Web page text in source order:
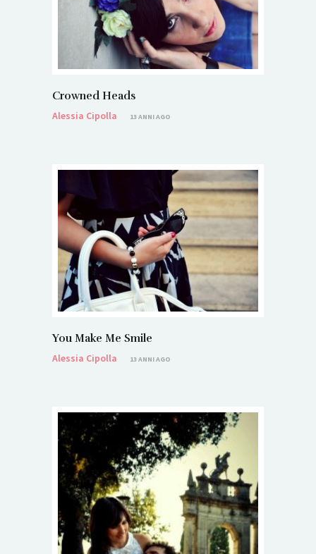
Crowned Heads
Alessia Cipolla
13 ANNI AGO
You Make Me Smile
Alessia Cipolla
13 ANNI AGO